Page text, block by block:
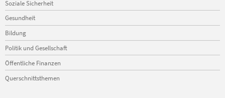
Soziale Sicherheit
Gesundheit
Bildung
Politik und Gesellschaft
Öffentliche Finanzen
Querschnittsthemen